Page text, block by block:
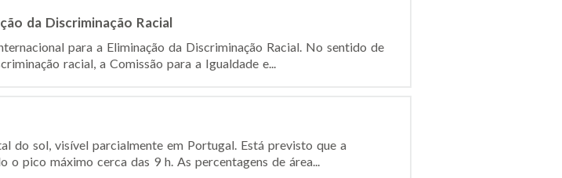
da Discriminação Racial
para a Eliminação da Discriminação Racial. No sentido de
racial, a Comissão para a Igualdade e...
do sol, visível parcialmente em Portugal. Está previsto que a
pico máximo cerca das 9 h. As percentagens de área...